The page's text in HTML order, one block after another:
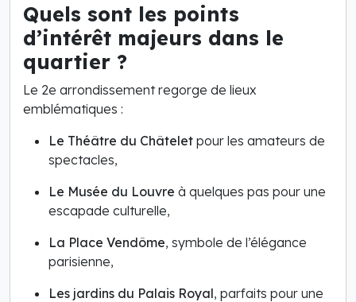
Quels sont les points
d’intérêt majeurs dans le
quartier ?
Le 2e arrondissement regorge de lieux
emblématiques :
Le Théâtre du Châtelet pour les amateurs de
spectacles,
Le Musée du Louvre à quelques pas pour une
escapade culturelle,
La Place Vendôme, symbole de l’élégance
parisienne,
Les jardins du Palais Royal, parfaits pour une